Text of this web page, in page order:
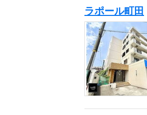
ラポール町田